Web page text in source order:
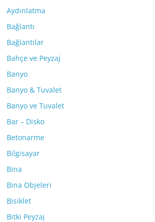
Aydınlatma
Bağlantı
Bağlantılar
Bahçe ve Peyzaj
Banyo
Banyo & Tuvalet
Banyo ve Tuvalet
Bar – Disko
Betonarme
Bilgisayar
Bina
Bina Objeleri
Bisiklet
Bitki Peyzaj